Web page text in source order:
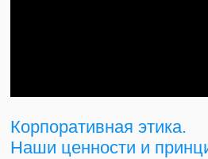
Корпоративная этика.
Наши ценности и